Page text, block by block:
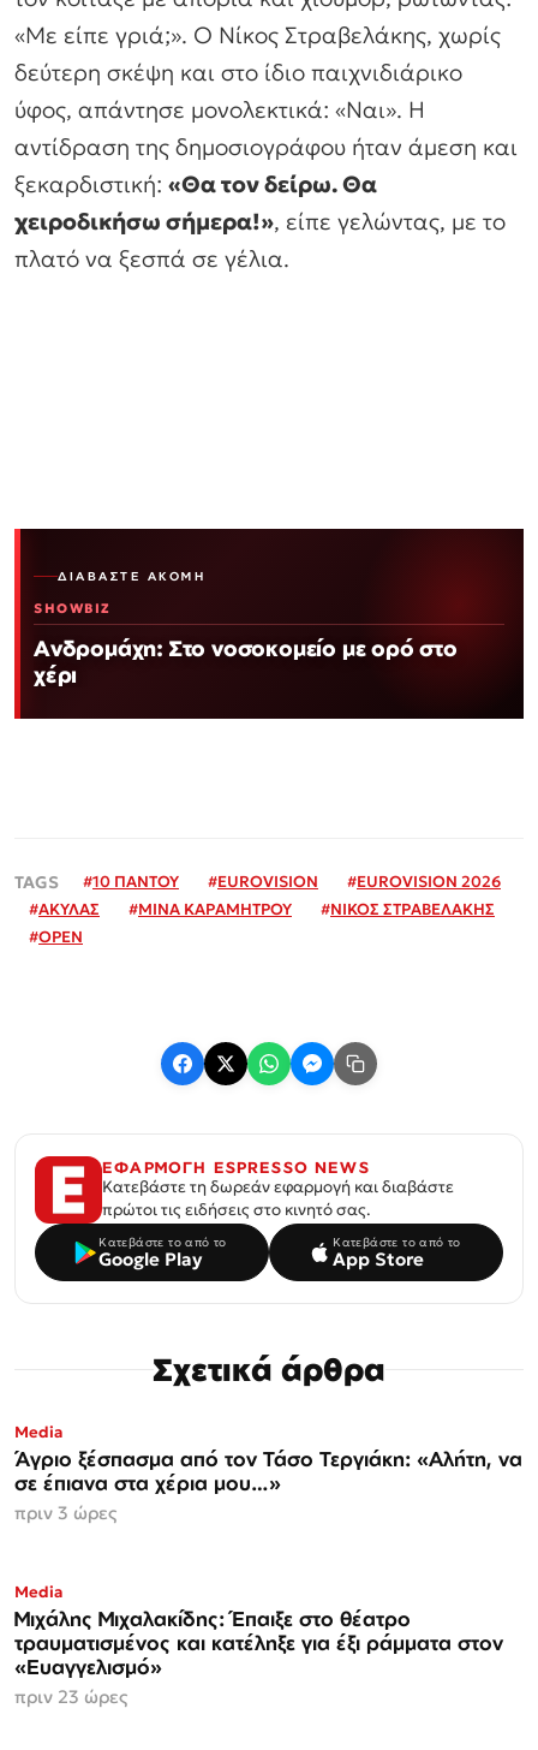
«Με είπε γριά;». Ο Νίκος Στραβελάκης, χωρίς
δεύτερη σκέψη και στο ίδιο παιχνιδιάρικο
ύφος, απάντησε μονολεκτικά: «Ναι». Η
αντίδραση της δημοσιογράφου ήταν άμεση και
ξεκαρδιστική: «Θα τον δείρω. Θα
χειροδικήσω σήμερα!», είπε γελώντας, με το
πλατό να ξεσπά σε γέλια.
ΔΙΑΒΆΣΤΕ ΑΚΌΜΗ
SHOWBIZ
Ανδρομάχη: Στο νοσοκομείο με ορό στο
χέρι
#10 ΠΑΝΤΟΥ #EUROVISION #EUROVISION 2026
#ΑΚΥΛΑΣ #ΜΙΝΑ ΚΑΡΑΜΗΤΡΟΥ #ΝΙΚΟΣ ΣΤΡΑΒΕΛΑΚΗΣ
#ΟΡΕΝ
ΕΦΑΡΜΟΓΗ ESPRESSO NEWS
Κατεβάστε τη δωρεάν εφαρμογή και διαβάστε
πρώτοι τις ειδήσεις στο κινητό σας.
Κατεβάστε το από το
Google Play
Κατεβάστε το από το
App Store
Σχετικά άρθρα
Media
Άγριο ξέσπασμα από τον Τάσο Τεργιάκη: «Αλήτη, να
σε έπιανα στα χέρια μου…»
πριν 3 ώρες
Media
Μιχάλης Μιχαλακίδης: Έπαιξε στο θέατρο
τραυματισμένος και κατέληξε για έξι ράμματα στον
«Ευαγγελισμό»
πριν 23 ώρες